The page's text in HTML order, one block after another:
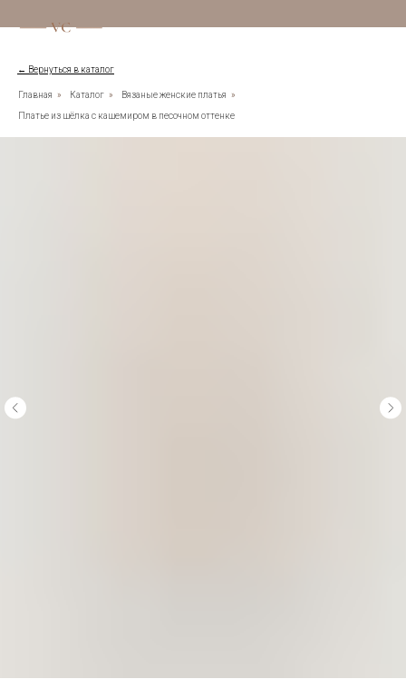
← Вернуться в каталог
Главная » Каталог » Вязаные женские платья »
Платье из шёлка с кашемиром в песочном оттенке